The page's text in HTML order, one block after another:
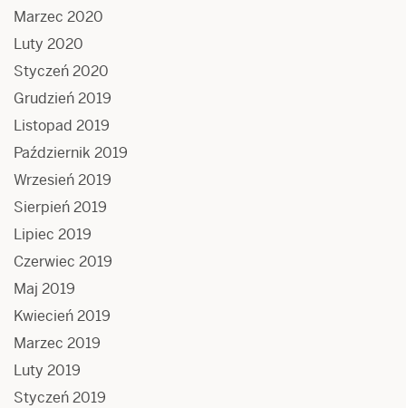
Marzec 2020
Luty 2020
Styczeń 2020
Grudzień 2019
Listopad 2019
Październik 2019
Wrzesień 2019
Sierpień 2019
Lipiec 2019
Czerwiec 2019
Maj 2019
Kwiecień 2019
Marzec 2019
Luty 2019
Styczeń 2019